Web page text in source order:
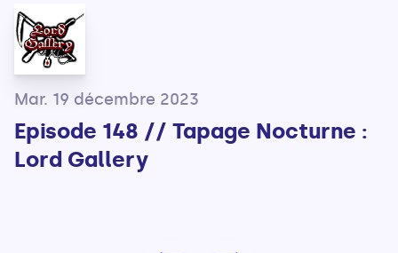
Mar. 19 décembre 2023
Episode 148 // Tapage Nocturne :
Lord Gallery